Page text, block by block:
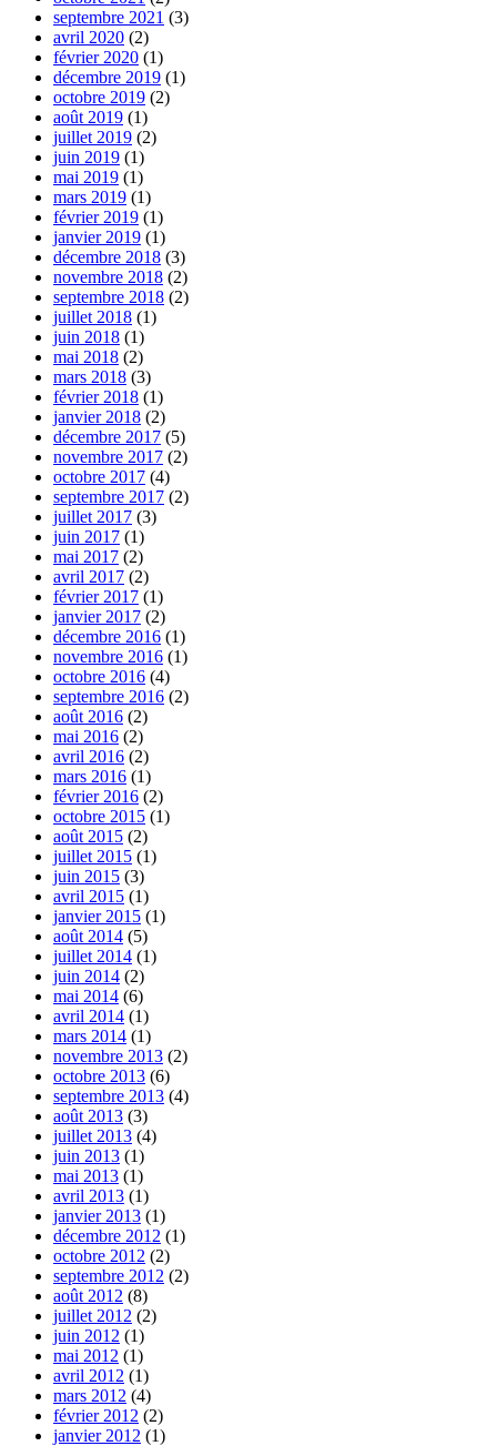
septembre 2021 (3)
avril 2020 (2)
février 2020 (1)
décembre 2019 (1)
octobre 2019 (2)
août 2019 (1)
juillet 2019 (2)
juin 2019 (1)
mai 2019 (1)
mars 2019 (1)
février 2019 (1)
janvier 2019 (1)
décembre 2018 (3)
novembre 2018 (2)
septembre 2018 (2)
juillet 2018 (1)
juin 2018 (1)
mai 2018 (2)
mars 2018 (3)
février 2018 (1)
janvier 2018 (2)
décembre 2017 (5)
novembre 2017 (2)
octobre 2017 (4)
septembre 2017 (2)
juillet 2017 (3)
juin 2017 (1)
mai 2017 (2)
avril 2017 (2)
février 2017 (1)
janvier 2017 (2)
décembre 2016 (1)
novembre 2016 (1)
octobre 2016 (4)
septembre 2016 (2)
août 2016 (2)
mai 2016 (2)
avril 2016 (2)
mars 2016 (1)
février 2016 (2)
octobre 2015 (1)
août 2015 (2)
juillet 2015 (1)
juin 2015 (3)
avril 2015 (1)
janvier 2015 (1)
août 2014 (5)
juillet 2014 (1)
juin 2014 (2)
mai 2014 (6)
avril 2014 (1)
mars 2014 (1)
novembre 2013 (2)
octobre 2013 (6)
septembre 2013 (4)
août 2013 (3)
juillet 2013 (4)
juin 2013 (1)
mai 2013 (1)
avril 2013 (1)
janvier 2013 (1)
décembre 2012 (1)
octobre 2012 (2)
septembre 2012 (2)
août 2012 (8)
juillet 2012 (2)
juin 2012 (1)
mai 2012 (1)
avril 2012 (1)
mars 2012 (4)
février 2012 (2)
janvier 2012 (1)